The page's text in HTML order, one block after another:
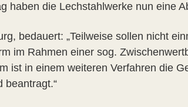
haben die Lechstahlwerke nun eine
bedauert: „Teilweise sollen nicht
im Rahmen einer sog.
ist in einem weiteren Verfahren die
beantragt.“